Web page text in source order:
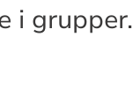
i grupper.